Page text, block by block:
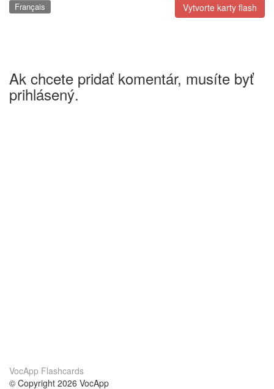
Vytvorte karty flash
Français
Ak chcete pridať komentár, musíte byť
prihlásený.
VocApp Flashcards
© Copyright 2026 VocApp